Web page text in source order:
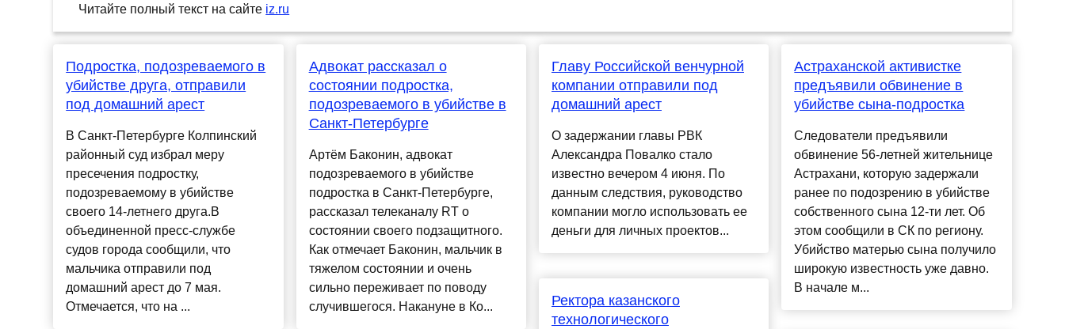
Читайте полный текст на сайте iz.ru
Подростка, подозреваемого в
убийстве друга, отправили
под домашний арест
В Санкт-Петербурге Колпинский
районный суд избрал меру
пресечения подростку,
подозреваемому в убийстве
своего 14-летнего друга.В
объединенной пресс-службе
судов города сообщили, что
мальчика отправили под
домашний арест до 7 мая.
Отмечается, что на ...
Адвокат рассказал о
состоянии подростка,
подозреваемого в убийстве в
Санкт-Петербурге
Артём Баконин, адвокат
подозреваемого в убийстве
подростка в Санкт-Петербурге,
рассказал телеканалу RT о
состоянии своего подзащитного.
Как отмечает Баконин, мальчик в
тяжелом состоянии и очень
сильно переживает по поводу
случившегося. Накануне в Ко...
Главу Российской венчурной
компании отправили под
домашний арест
О задержании главы РВК
Александра Повалко стало
известно вечером 4 июня. По
данным следствия, руководство
компании могло использовать ее
деньги для личных проектов...
Ректора казанского
технологического
Астраханской активистке
предъявили обвинение в
убийстве сына-подростка
Следователи предъявили
обвинение 56-летней жительнице
Астрахани, которую задержали
ранее по подозрению в убийстве
собственного сына 12-ти лет. Об
этом сообщили в СК по региону.
Убийство матерью сына получило
широкую известность уже давно.
В начале м...